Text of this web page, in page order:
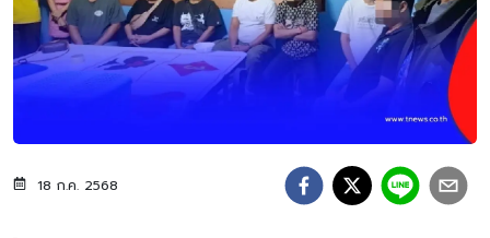
18 ก.ค. 2568